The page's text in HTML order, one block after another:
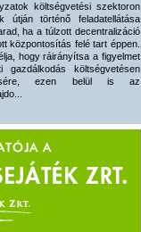
költségvetési szektoron
útján történő feladatellátása
ha a túlzott decentralizáció
központosítás felé tart éppen.
hogy ráirányítsa a figyelmet
gazdálkodás költségvetésen
ezen belül is az